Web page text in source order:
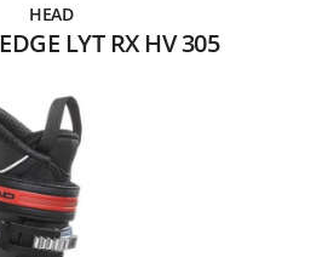
HEAD
LYT RX HV 305